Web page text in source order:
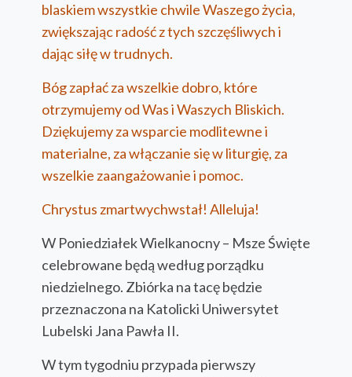
blaskiem wszystkie chwile Waszego życia,
zwiększając radość z tych szczęśliwych i
dając siłę w trudnych.
Bóg zapłać za wszelkie dobro, które
otrzymujemy od Was i Waszych Bliskich.
Dziękujemy zawsparcie modlitewne i
materialne, za włączanie się w liturgię, za
wszelkie zaangażowanie i pomoc.
Chrystus zmartwychwstał! Alleluja!
W Poniedziałek Wielkanocny – Msze Święte
celebrowane będą według porządku
niedzielnego. Zbiórka na tacę będzie
przeznaczona na Katolicki Uniwersytet
Lubelski Jana Pawła II.
W tym tygodniu przypada pierwszy